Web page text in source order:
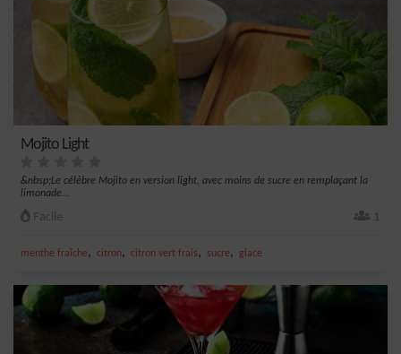
Mojito Light
&nbsp;Le célèbre Mojito en version light, avec moins de sucre en remplaçant la
limonade...
Facile 1
menthe fraîche, citron, citron vert frais, sucre, glace